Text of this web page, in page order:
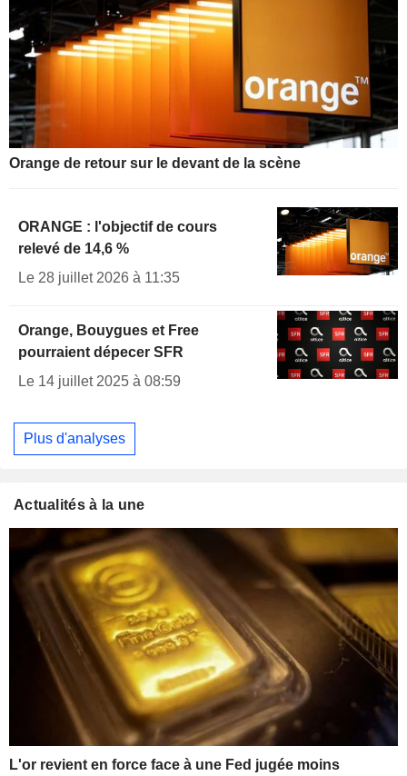
Orange de retour sur le devant de la scène
ORANGE : l'objectif de cours
relevé de 14,6 %
Le 28 juillet 2026 à 11:35
Orange, Bouygues et Free
pourraient dépecer SFR
Le 14 juillet 2025 à 08:59
Plus d'analyses
Actualités à la une
L'or revient en force face à une Fed jugée moins